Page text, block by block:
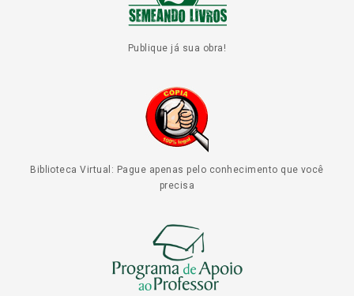
Publique já sua obra!
Biblioteca Virtual: Pague apenas pelo conhecimento que você
precisa